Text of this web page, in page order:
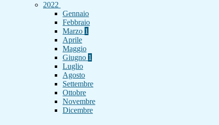
2022
Gennaio
Febbraio
Marzo 1
Aprile
Maggio
Giugno 1
Luglio
Agosto
Settembre
Ottobre
Novembre
Dicembre